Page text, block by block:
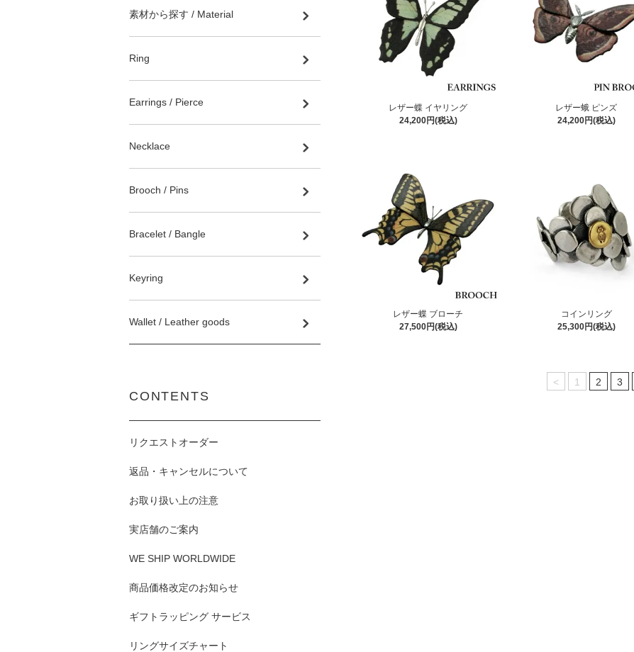
レザー蝶 イヤリング
24,200円(税込)
レザー蛾 ピンズ
24,200円(税込)
レザー蝶 ブローチ
27,500円(税込)
コインリング
25,300円(税込)
< 1 2 3
素材から探す / Material
Ring
Earrings / Pierce
Necklace
Brooch / Pins
Bracelet / Bangle
Keyring
Wallet / Leather goods
CONTENTS
リクエストオーダー
返品・キャンセルについて
お取り扱い上の注意
実店舗のご案内
WE SHIP WORLDWIDE
商品価格改定のお知らせ
ギフトラッピング サービス
リングサイズチャート